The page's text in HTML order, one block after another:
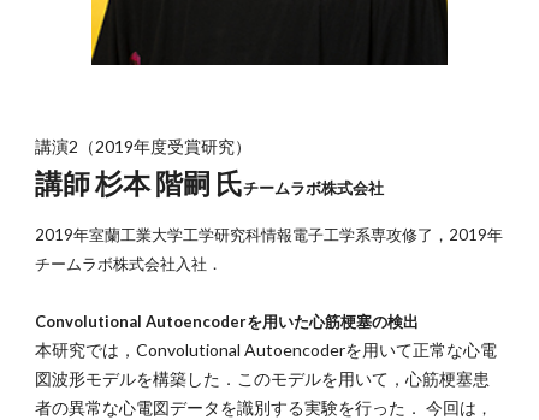
講演2（2019年度受賞研究）
講師 杉本 階嗣 氏チームラボ株式会社
2019年室蘭工業大学工学研究科情報電子工学系専攻修了，2019年
チームラボ株式会社入社．
Convolutional Autoencoderを用いた心筋梗塞の検出
本研究では，Convolutional Autoencoderを用いて正常な心電
図波形モデルを構築した．このモデルを用いて，心筋梗塞患
者の異常な心電図データを識別する実験を行った． 今回は ，